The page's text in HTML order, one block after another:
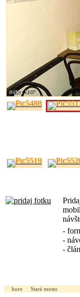
-
-
-
hore Staré mesto